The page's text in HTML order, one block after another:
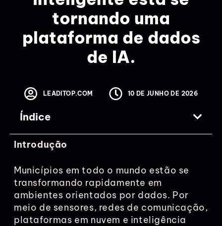
tornando uma
plataforma de dados
de IA.
LEADITOP.COM 10 DE JUNHO DE 2026
Índice
Introdução
Municípios em todo o mundo estão se
transformando rapidamente em
ambientes orientados por dados. Por
meio de sensores, redes de comunicação,
plataformas em nuvem e inteligência